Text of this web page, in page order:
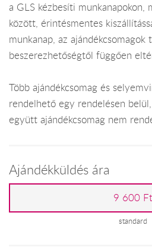
a GLS kézbesíti munkanapokon,
között, érintésmentes
munkanap, az
beszerezhetőségtől függően
Több ajándékcsomag és
rendelhető egy rendelésen
együtt ajándékcsomag nem
Ajándékküldés ára
9 600 Ft
standard